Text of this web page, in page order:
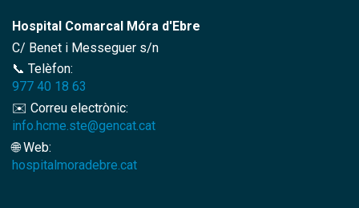
Hospital Comarcal Móra d'Ebre
C/ Benet i Messeguer s/n
📞 Telèfon:
977 40 18 63
✉️ Correu electrònic:
info.hcme.ste@gencat.cat
🌐 Web:
hospitalmoradebre.cat